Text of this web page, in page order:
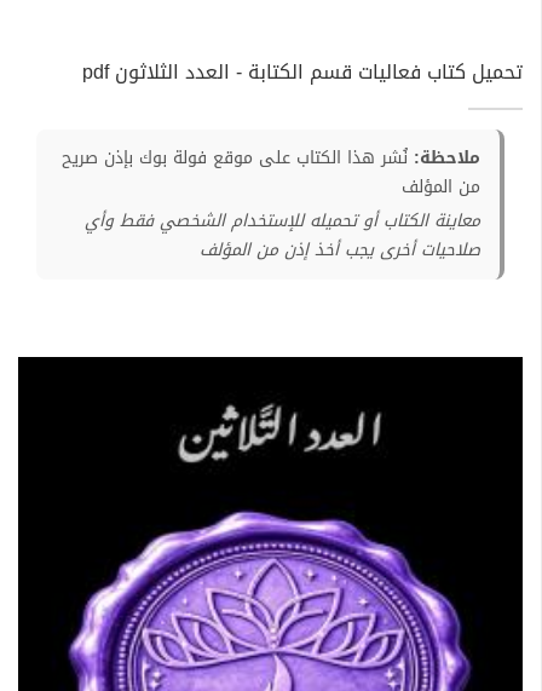
تحميل كتاب فعاليات قسم الكتابة - العدد الثلاثون pdf
ملاحظة: نُشر هذا الكتاب على موقع فولة بوك بإذن صريح
من المؤلف
معاينة الكتاب أو تحميله للإستخدام الشخصي فقط وأي
صلاحيات أخرى يجب أخذ إذن من المؤلف